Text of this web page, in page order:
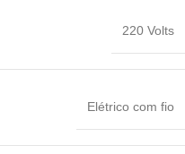
‎220 Volts
Elétrico com fio